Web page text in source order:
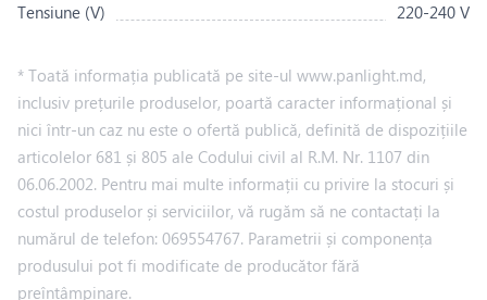
Tensiune (V)
220-240 V
* Toată informația publicată pe site-ul www.panlight.md,
inclusiv prețurile produselor, poartă caracter informațional și
nici într-un caz nu este o ofertă publică, definită de dispozițiile
articolelor 681 și 805 ale Codului civil al R.M. Nr. 1107 din
06.06.2002. Pentru mai multe informații cu privire la stocuri și
costul produselor și serviciilor, vă rugăm să ne contactați la
numărul de telefon: 069554767. Parametrii și componența
produsului pot fi modificate de producător fără
preîntâmpinare.